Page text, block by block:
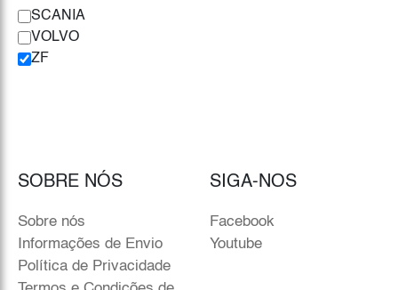
SCANIA
VOLVO
ZF
SOBRE NÓS
Sobre nós
Informações de Envio
Política de Privacidade
SIGA-NOS
Facebook
Youtube